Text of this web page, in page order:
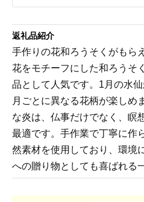
返礼品紹介
手作りの花和ろうそくがもら
花をモチーフにした和ろうそ
品として人気です。1月の水
月ごとに異なる花柄が楽しめ
な炎は、仏事だけでなく、瞑
最適です。手作業で丁寧に作
然素材を使用しており、環境
への贈り物としても喜ばれる